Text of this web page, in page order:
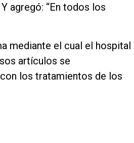
agregó: “En todos los
mediante el cual el hospital
artículos se
los tratamientos de los